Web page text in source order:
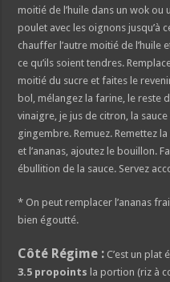
moitié de l’huile dans un wok ou
poulet avec les oignons jusqu’à
chauffer l’autre moitié de l’huile
ce qu’ils soient tendres.
moitié du sucre et faites le
bol, mélangez la farine, le reste
vinaigre, je jus de citron, la
gingembre. Remuez. Remettez
et l’ananas, ajoutez le bouillon.
ébullition de la sauce. Servez
* On peut remplacer l’ananas
bien égoutté.
Côté Régime : C’est un plat
3.5 propoints la portion (riz à